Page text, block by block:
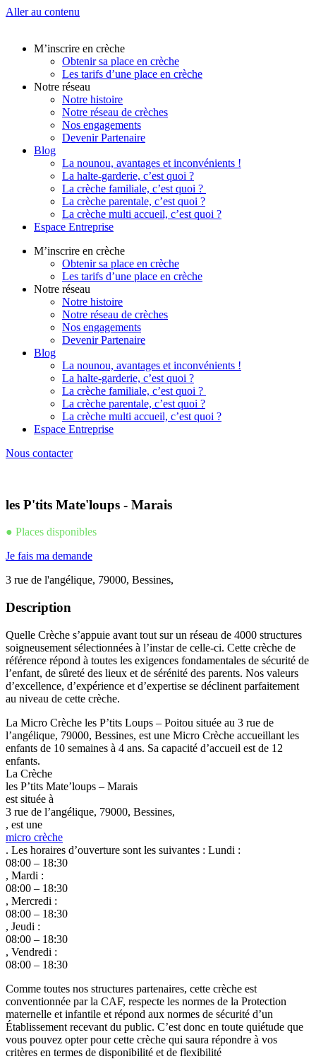
Aller au contenu
M’inscrire en crèche
Obtenir sa place en crèche
Les tarifs d’une place en crèche
Notre réseau
Notre histoire
Notre réseau de crèches
Nos engagements
Devenir Partenaire
Blog
La nounou, avantages et inconvénients !
La halte-garderie, c’est quoi ?
La crèche familiale, c’est quoi ?
La crèche parentale, c’est quoi ?
La crèche multi accueil, c’est quoi ?
Espace Entreprise
M’inscrire en crèche
Obtenir sa place en crèche
Les tarifs d’une place en crèche
Notre réseau
Notre histoire
Notre réseau de crèches
Nos engagements
Devenir Partenaire
Blog
La nounou, avantages et inconvénients !
La halte-garderie, c’est quoi ?
La crèche familiale, c’est quoi ?
La crèche parentale, c’est quoi ?
La crèche multi accueil, c’est quoi ?
Espace Entreprise
Nous contacter
les P'tits Mate'loups - Marais
● Places disponibles
Je fais ma demande
3 rue de l'angélique, 79000, Bessines,
Description
Quelle Crèche s’appuie avant tout sur un réseau de 4000 structures
soigneusement sélectionnées à l’instar de celle-ci. Cette crèche de
référence répond à toutes les exigences fondamentales de sécurité de
l’enfant, de sûreté des lieux et de sérénité des parents. Nos valeurs
d’excellence, d’expérience et d’expertise se déclinent parfaitement
au niveau de cette crèche.
La Micro Crèche les P’tits Loups – Poitou située au 3 rue de
l’angélique, 79000, Bessines, est une Micro Crèche accueillant les
enfants de 10 semaines à 4 ans. Sa capacité d’accueil est de 12
enfants.
La Crèche
les P’tits Mate’loups – Marais
est située à
3 rue de l’angélique, 79000, Bessines,
, est une
micro crèche
. Les horaires d’ouverture sont les suivantes : Lundi :
08:00 – 18:30
, Mardi :
08:00 – 18:30
, Mercredi :
08:00 – 18:30
, Jeudi :
08:00 – 18:30
, Vendredi :
08:00 – 18:30
Comme toutes nos structures partenaires, cette crèche est
conventionnée par la CAF, respecte les normes de la Protection
maternelle et infantile et répond aux normes de sécurité d’un
Établissement recevant du public. C’est donc en toute quiétude que
vous pouvez opter pour cette crèche qui saura répondre à vos
critères en termes de disponibilité et de flexibilité